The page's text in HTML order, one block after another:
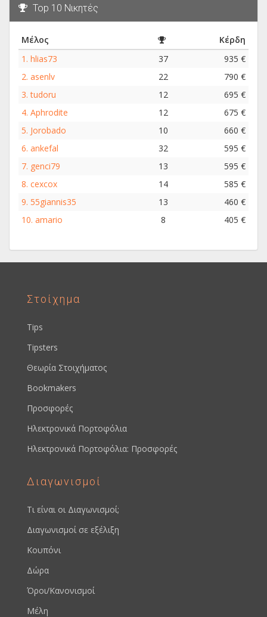
Top 10 Νικητές
Μέλος
Κέρδη
1. hlias73 37
935 €
2. asenlv 22
790 €
3.tudoru 12
695 €
4. Aphrodite 12
675 €
5. Jorobado 10
660 €
6. ankefal 32
595 €
7. genci79 13
595 €
8. cexcox 14
585 €
9. 55giannis35 13
460 €
10. amario 8 405 €
Στοίχημα
Tips
Tipsters
Θεωρία Στοιχήματος
Bookmakers
Προσφορές
Ηλεκτρονικά Πορτοφόλια
Ηλεκτρονικά Πορτοφόλια: Προσφορές
Διαγωνισμοί
Τι είναι οι Διαγωνισμοί;
Διαγωνισμοί σε εξέλιξη
Κουπόνι
Δώρα
Όροι/Κανονισμοί
Μέλη